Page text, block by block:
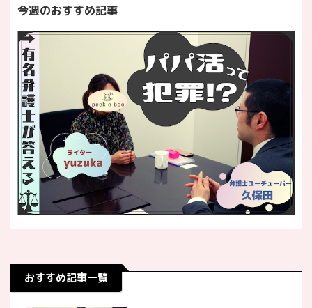
今週のおすすめ記事
おすすめ記事一覧